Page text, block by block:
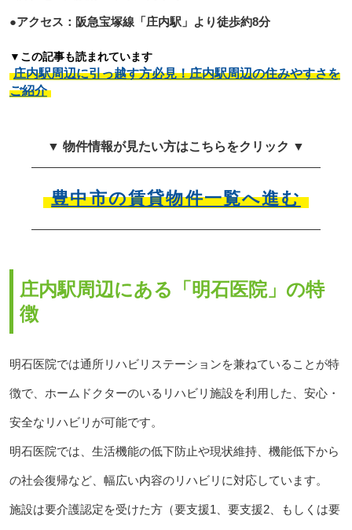
●アクセス：阪急宝塚線「庄内駅」より徒歩約8分
▼この記事も読まれています
庄内駅周辺に引っ越す方必見！庄内駅周辺の住みやすさを
ご紹介
▼ 物件情報が見たい方はこちらをクリック ▼
豊中市の賃貸物件一覧へ進む
庄内駅周辺にある「明石医院」の特
徴
明石医院では通所リハビリステーションを兼ねていることが特
徴で、ホームドクターのいるリハビリ施設を利用した、安心・
安全なリハビリが可能です。
明石医院では、生活機能の低下防止や現状維持、機能低下から
の社会復帰など、幅広い内容のリハビリに対応しています。
施設は要介護認定を受けた方（要支援1、要支援2、もしくは要